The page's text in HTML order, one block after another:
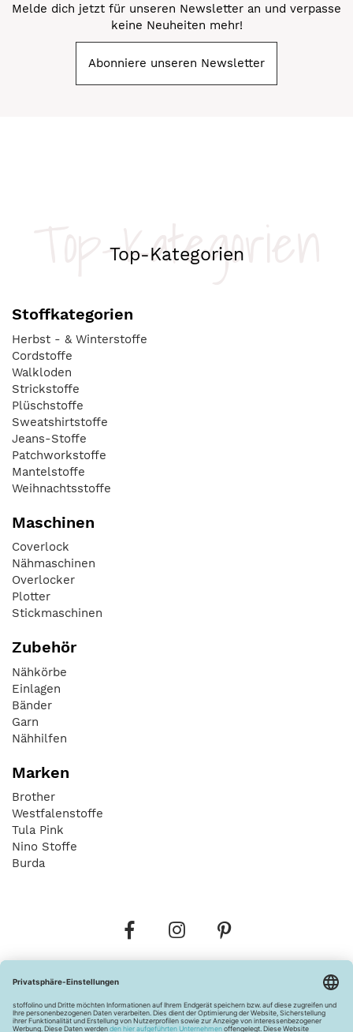
Melde dich jetzt für unseren Newsletter an und verpasse
keine Neuheiten mehr!
Abonniere unseren Newsletter
Top-Kategorien
Top-Kategorien
Stoffkategorien
Herbst - & Winterstoffe
Cordstoffe
Walkloden
Strickstoffe
Plüschstoffe
Sweatshirtstoffe
Jeans-Stoffe
Patchworkstoffe
Mantelstoffe
Weihnachtsstoffe
Maschinen
Coverlock
Nähmaschinen
Overlocker
Plotter
Stickmaschinen
Zubehör
Nähkörbe
Einlagen
Bänder
Garn
Nähhilfen
Marken
Brother
Westfalenstoffe
Tula Pink
Nino Stoffe
Burda
Widerrufsbelehrung Vertrag widerrufen